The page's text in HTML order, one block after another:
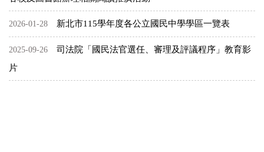
2026-01-28 新北市115學年度各公立國民中學學區一覽表
2025-09-26
司法院「國民法官選任、審理及評議程序」教育影
片